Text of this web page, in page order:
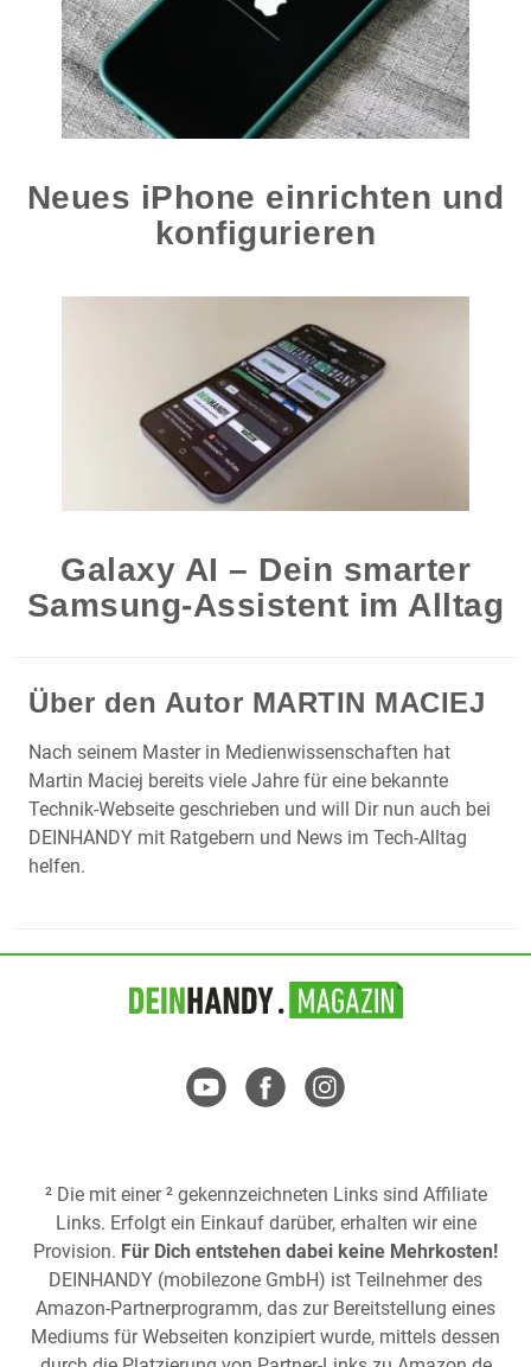
Neues iPhone einrichten und
konfigurieren
Galaxy AI – Dein smarter
Samsung-Assistent im Alltag
Über den Autor MARTIN MACIEJ
Nach seinem Master in Medienwissenschaften hat
Martin Maciej bereits viele Jahre für eine bekannte
Technik-Webseite geschrieben und will Dir nun auch bei
DEINHANDY mit Ratgebern und News im Tech-Alltag
helfen.
² Die mit einer ² gekennzeichneten Links sind Affiliate
Links. Erfolgt ein Einkauf darüber, erhalten wir eine
Provision. Für Dich entstehen dabei keine Mehrkosten!
DEINHANDY (mobilezone GmbH) ist Teilnehmer des
Amazon-Partnerprogramm, das zur Bereitstellung eines
Mediums für Webseiten konzipiert wurde, mittels dessen